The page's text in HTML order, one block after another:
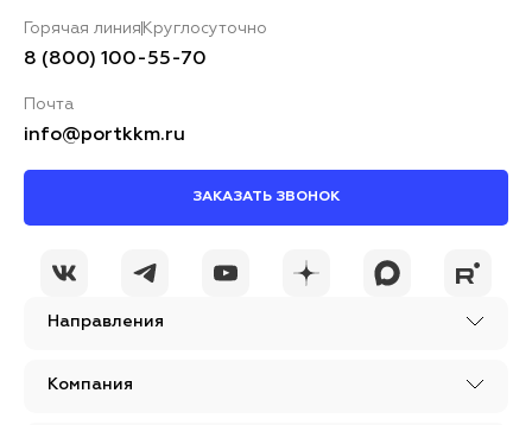
Направления
Компания
Горячая линия Круглосуточно
8 (800) 100-55-70
Почта
info@portkkm.ru
ЗАКАЗАТЬ ЗВОНОК